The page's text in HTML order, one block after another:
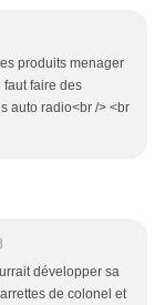
produits menager
faut faire des
auto radio<br /> <br
développer sa
de colonel et